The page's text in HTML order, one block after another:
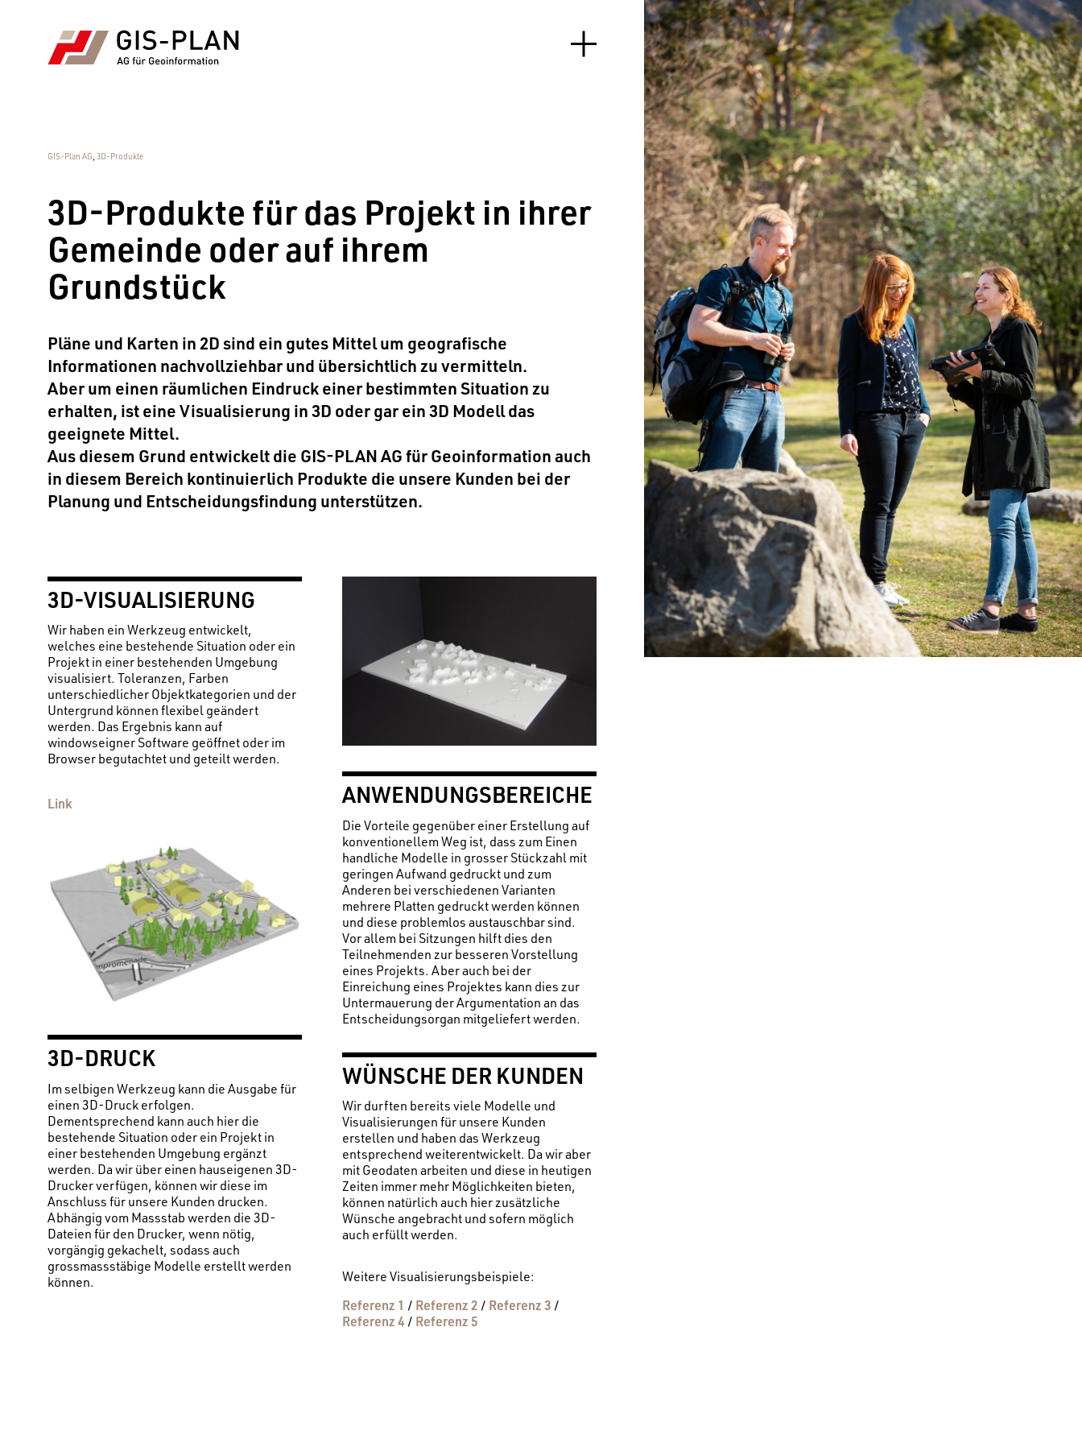
GIS-Plan AG 3D-Produkte
3D-Produkte für das Projekt in ihrer
Gemeinde oder auf ihrem
Grundstück
Pläne und Karten in 2D sind ein gutes Mittel um geografische
Informationen nachvollziehbar und übersichtlich zu vermitteln.
Aber um einen räumlichen Eindruck einer bestimmten Situation zu
erhalten, ist eine Visualisierung in 3D oder gar ein 3D Modell das
geeignete Mittel.
Aus diesem Grund entwickelt die GIS-PLAN AG für Geoinformation auch
in diesem Bereich kontinuierlich Produkte die unsere Kunden bei der
Planung und Entscheidungsfindung unterstützen.
3D-VISUALISIERUNG
Wir haben ein Werkzeug entwickelt,
welches eine bestehende Situation oder ein
Projekt in einer bestehenden Umgebung
visualisiert. Toleranzen, Farben
unterschiedlicher Objektkategorien und der
Untergrund können flexibel geändert
werden. Das Ergebnis kann auf
windowseigner Software geöffnet oder im
Browser begutachtet und geteilt werden.
Link
3D-DRUCK
Im selbigen Werkzeug kann die Ausgabe für
einen 3D-Druck erfolgen.
Dementsprechend kann auch hier die
bestehende Situation oder ein Projekt in
einer bestehenden Umgebung ergänzt
werden. Da wir über einen hauseigenen 3D-
Drucker verfügen, können wir diese im
Anschluss für unsere Kunden drucken.
Abhängig vom Massstab werden die 3D-
Dateien für den Drucker, wenn nötig,
vorgängig gekachelt, sodass auch
grossmassstäbige Modelle erstellt werden
können.
ANWENDUNGSBEREICHE
Die Vorteile gegenüber einer Erstellung auf
konventionellem Weg ist, dass zum Einen
handliche Modelle in grosser Stückzahl mit
geringen Aufwand gedruckt und zum
Anderen bei verschiedenen Varianten
mehrere Platten gedruckt werden können
und diese problemlos austauschbar sind.
Vor allem bei Sitzungen hilft dies den
Teilnehmenden zur besseren Vorstellung
eines Projekts. Aber auch bei der
Einreichung eines Projektes kann dies zur
Untermauerung der Argumentation an das
Entscheidungsorgan mitgeliefert werden.
WÜNSCHE DER KUNDEN
Wir durften bereits viele Modelle und
Visualisierungen für unsere Kunden
erstellen und haben das Werkzeug
entsprechend weiterentwickelt. Da wir aber
mit Geodaten arbeiten und diese in heutigen
Zeiten immer mehr Möglichkeiten bieten,
können natürlich auch hier zusätzliche
Wünsche angebracht und sofern möglich
auch erfüllt werden.
Weitere Visualisierungsbeispiele:
Referenz 1 / Referenz 2 / Referenz 3 /
Referenz 4 / Referenz 5